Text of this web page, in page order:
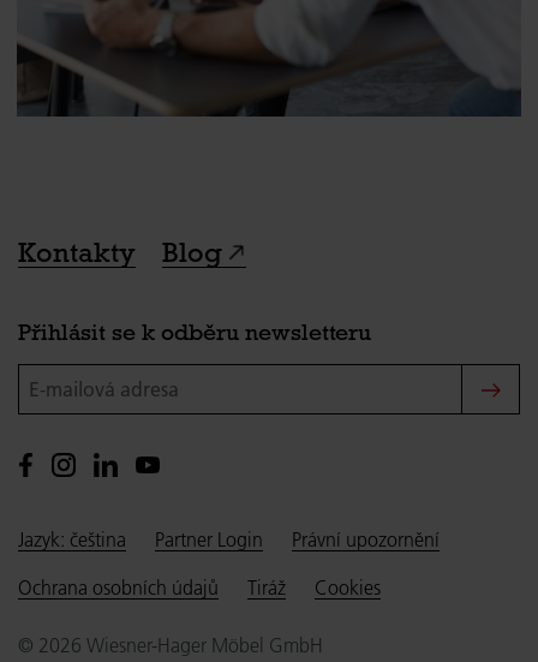
Kontakty Blog
Přihlásit se k odběru newsletteru
E-mailová adresa
Jazyk: čeština Partner Login
Právní upozornění
Ochrana osobních údajů
Tiráž Cookies
© 2026 Wiesner-Hager Möbel GmbH